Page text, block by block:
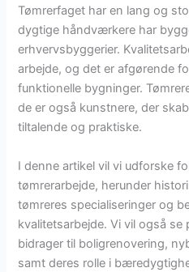
Tømrerfaget har en lang og
dygtige håndværkere har
erhvervsbyggerier.
arbejde, og det er afgørende
funktionelle bygninger.
de er også kunstnere, der
tiltalende og praktiske.
I denne artikel vil vi udforske
tømrerarbejde, herunder
tømreres specialiseringer og
kvalitetsarbejde. Vi vil også se
bidrager til boligrenovering,
samt deres rolle i